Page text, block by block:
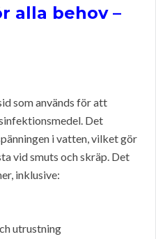
alla behov –
som används för att
Det
i vatten, vilket gör
vid smuts och skräp. Det
inklusive:
utrustning